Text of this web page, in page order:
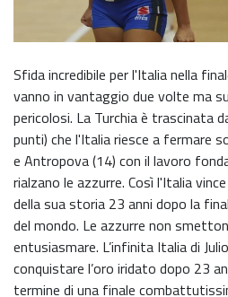
Sfida incredibile per l'Italia nella
vanno in vantaggio due volte ma
pericolosi. La Turchia è trascinata
punti) che l'Italia riesce a fermare
e Antropova (14) con il lavoro
rialzano le azzurre. Così l'Italia
della sua storia 23 anni dopo la
del mondo. Le azzurre non
entusiasmare. L’infinita Italia di
conquistare l’oro iridato dopo 23
termine di una finale